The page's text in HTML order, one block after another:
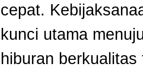
cepat.
kunci utama
hiburan